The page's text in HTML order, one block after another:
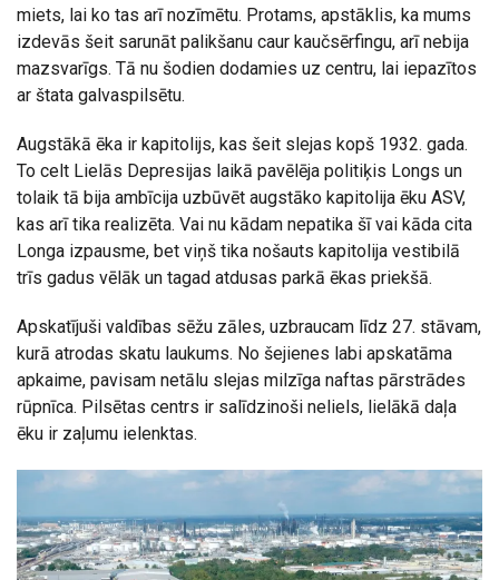
miets, lai ko tas arī nozīmētu. Protams, apstāklis, ka mums
izdevās šeit sarunāt palikšanu caur kaučsērfingu, arī nebija
mazsvarīgs. Tā nu šodien dodamies uz centru, lai iepazītos
ar štata galvaspilsētu.
Augstākā ēka ir kapitolijs, kas šeit slejas kopš 1932. gada.
To celt Lielās Depresijas laikā pavēlēja politiķis Longs un
tolaik tā bija ambīcija uzbūvēt augstāko kapitolija ēku ASV,
kas arī tika realizēta. Vai nu kādam nepatika šī vai kāda cita
Longa izpausme, bet viņš tika nošauts kapitolija vestibilā
trīs gadus vēlāk un tagad atdusas parkā ēkas priekšā.
Apskatījuši valdības sēžu zāles, uzbraucam līdz 27. stāvam,
kurā atrodas skatu laukums. No šejienes labi apskatāma
apkaime, pavisam netālu slejas milzīga naftas pārstrādes
rūpnīca. Pilsētas centrs ir salīdzinoši neliels, lielākā daļa
ēku ir zaļumu ielenktas.